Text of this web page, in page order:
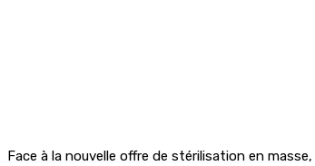
Face à la nouvelle offre de stérilisation en